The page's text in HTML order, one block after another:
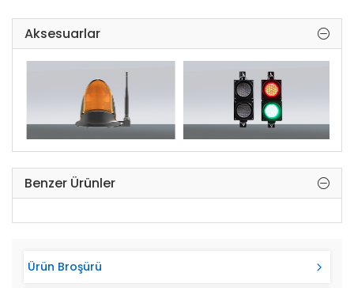
Garanti Uzatma: Var
Arma Kart ile tüm Access Kontrol Sistemlerine
uyumludur.
Aksesuarlar
Benzer Ürünler
Ürün Broşürü